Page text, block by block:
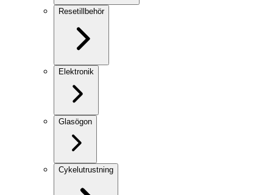
Resetillbehör
Elektronik
Glasögon
Cykelutrustning